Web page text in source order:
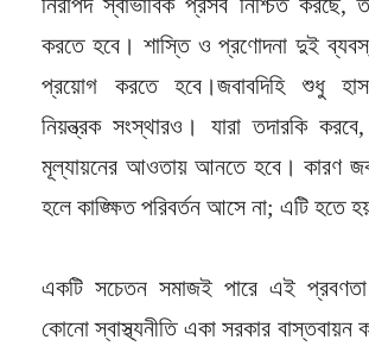
করতে হবে। শাস্তি ও প্রণোদনা দুই
প্রয়োগ করতে হবে।জবাবদিহি শুধু
নিয়ন্ত্রক সংস্থারও। যারা তদারকি
মূল্যায়নের আওতায় আনতে হবে। কারণ
হলে কাঙ্ক্ষিত পরিবর্তন আসে না; এটি হতে
একটি সচেতন সমাজই পারে এই প্রবণতা
কোনো স্বাস্থ্যনীতি একা সরকার বাস্তবায়ন